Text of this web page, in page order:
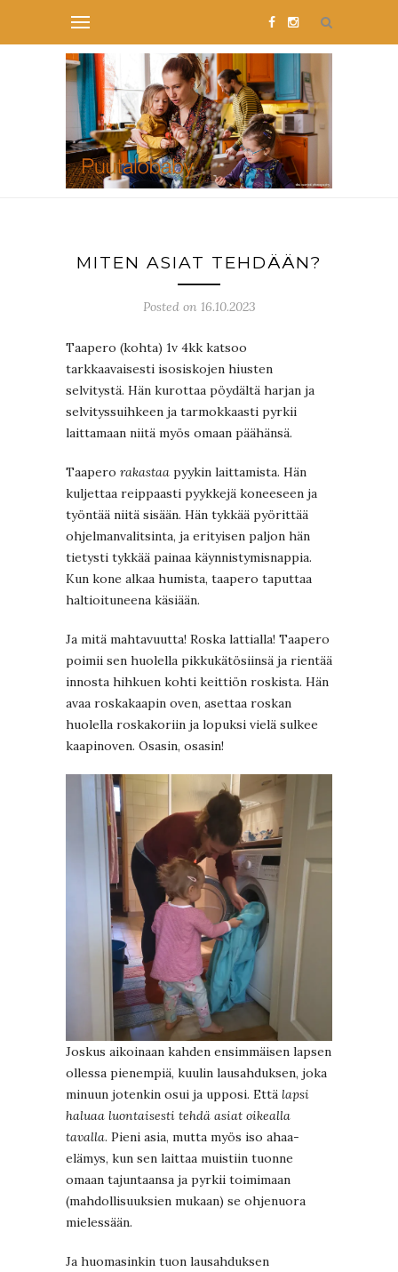
MITEN ASIAT TEHDÄÄN?
Posted on 16.10.2023
Taapero (kohta) 1v 4kk katsoo
tarkkaavaisesti isosiskojen hiusten
selvitystä. Hän kurottaa pöydältä harjan ja
selvityssuihkeen ja tarmokkaasti pyrkii
laittamaan niitä myös omaan päähänsä.
Taapero rakastaa pyykin laittamista. Hän
kuljettaa reippaasti pyykkejä koneeseen ja
työntää niitä sisään. Hän tykkää pyörittää
ohjelmanvalitsinta, ja erityisen paljon hän
tietysti tykkää painaa käynnistymisnappia.
Kun kone alkaa humista, taapero taputtaa
haltioituneena käsiään.
Ja mitä mahtavuutta! Roska lattialla! Taapero
poimii sen huolella pikkukätösiinsä ja rientää
innosta hihkuen kohti keittiön roskista. Hän
avaa roskakaapin oven, asettaa roskan
huolella roskakoriin ja lopuksi vielä sulkee
kaapinoven. Osasin, osasin!
Joskus aikoinaan kahden ensimmäisen lapsen
ollessa pienempiä, kuulin lausahduksen, joka
minuun jotenkin osui ja upposi. Että lapsi
haluaa luontaisesti tehdä asiat oikealla
tavalla. Pieni asia, mutta myös iso ahaa-
elämys, kun sen laittaa muistiin tuonne
omaan tajuntaansa ja pyrkii toimimaan
(mahdollisuuksien mukaan) se ohjenuora
mielessään.
Ja huomasinkin tuon lausahduksen